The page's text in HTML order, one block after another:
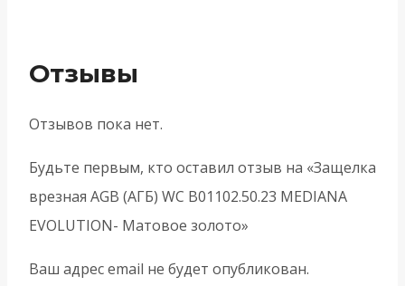
Отзывы
Отзывов пока нет.
Будьте первым, кто оставил отзыв на «Защелка
врезная AGB (АГБ) WC B01102.50.23 MEDIANA
EVOLUTION- Матовое золото»
Ваш адрес email не будет опубликован.